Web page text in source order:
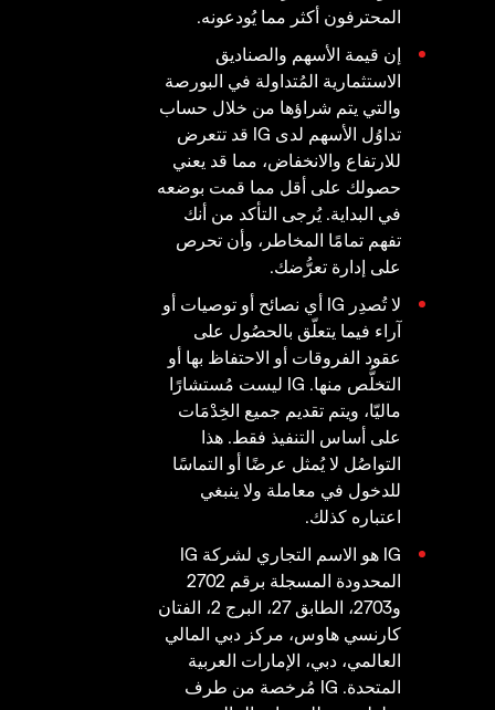
المحترفون أكثر مما يُودعونه.
إن قيمة الأسهم والصناديق
الاستثمارية المُتداولة في البورصة
والتي يتم شراؤها من خلال حساب
تداوُل الأسهم لدى IG قد تتعرض
للارتفاع والانخفاض، مما قد يعني
حصولك على أقل مما قمت بوضعه
في البداية. يُرجى التأكد من أنك
تفهم تمامًا المخاطر، وأن تحرص
على إدارة تعرُّضك.
لا تُصدِر IG أي نصائح أو توصيات أو
آراء فيما يتعلّق بالحصُول على
عقود الفروقات أو الاحتفاظ بها أو
التخلُّص منها. IG ليست مُستشارًا
ماليّا، ويتم تقديم جميع الخِدْمَات
على أساس التنفيذ فقط. هذا
التواصُل لا يُمثل عرضًا أو التماسًا
للدخول في معاملة ولا ينبغي
اعتباره كذلك.
IG هو الاسم التجاري لشركة IG
المحدودة المسجلة برقم 2702
و2703، الطابق 27، البرج 2، الفتان
كارنسي هاوس، مركز دبي المالي
العالمي، دبي، الإمارات العربية
المتحدة. IG مُرخصة من طرف